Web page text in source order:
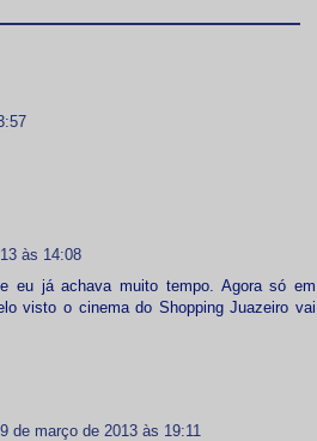
às 14:08
eu já achava muito tempo. Agora só em
visto o cinema do Shopping Juazeiro vai
de março de 2013 às 19:11